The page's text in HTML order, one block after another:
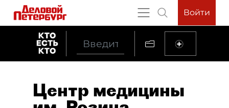
Войти
Центр медицины